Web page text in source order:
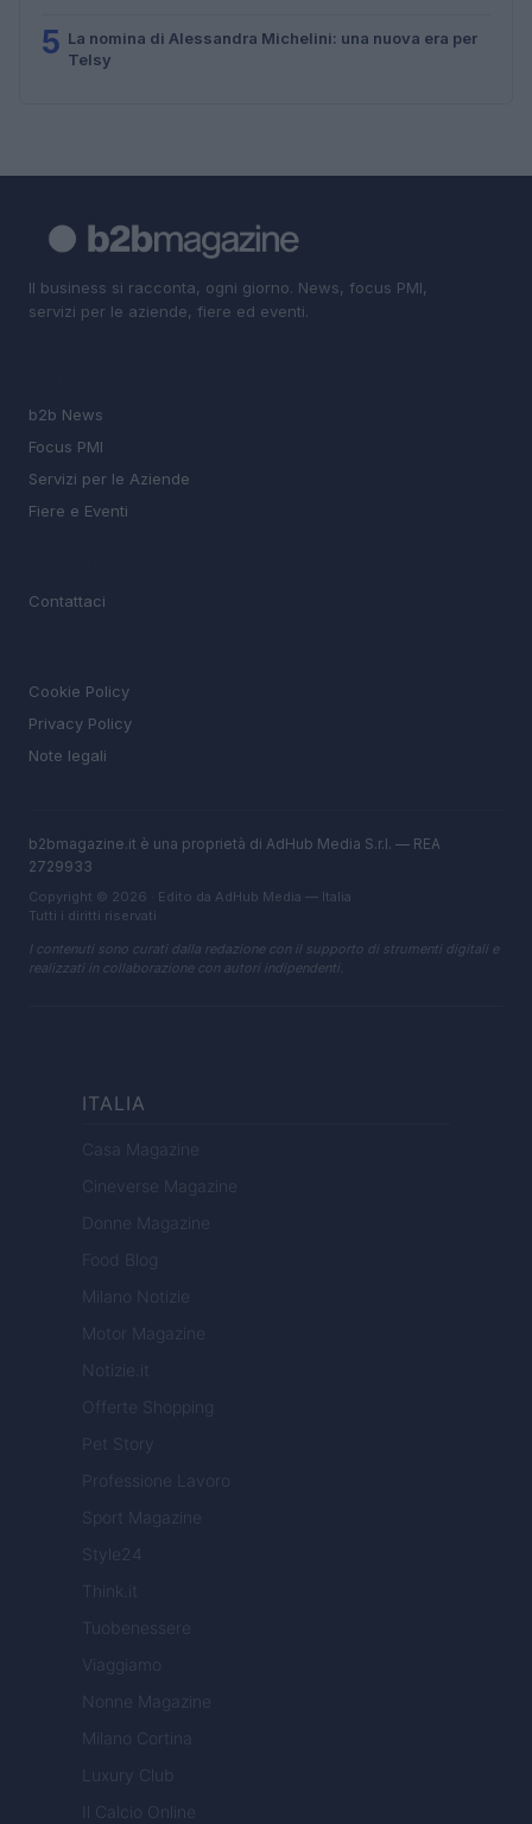
5 La nomina di Alessandra Michelini: una nuova era per
Telsy
Il business si racconta, ogni giorno. News, focus PMI,
servizi per le aziende, fiere ed eventi.
b2b News
Focus PMI
Servizi per le Aziende
Fiere e Eventi
Contattaci
Cookie Policy
Privacy Policy
Note legali
b2bmagazine.it è una proprietà di AdHub Media S.r.l. — REA
2729933
Copyright © 2026 · Edito da AdHub Media — Italia
Tutti i diritti riservati
I contenuti sono curati dalla redazione con il supporto di strumenti digitali e
realizzati in collaborazione con autori indipendenti.
ITALIA
Casa Magazine
Cineverse Magazine
Donne Magazine
Food Blog
Milano Notizie
Motor Magazine
Notizie.it
Offerte Shopping
Pet Story
Professione Lavoro
Sport Magazine
Style24
Think.it
Tuobenessere
Viaggiamo
Nonne Magazine
Milano Cortina
Luxury Club
Il Calcio Online